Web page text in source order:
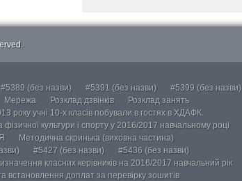
#5389 (без назви) #5391 (без назви)
#5399 (без назви)
Мережа Розклад дзвінків
Розклад занять
року учні 10-х класів побували в гостях в ХДАФК.
фізичної культури і спорту у 2016/2017 навчальному році
Методична скринька (виховна частина)
#5427 (без назви)
#5436 (без назви)
класних керівників на 2016/2017 навчальний рік
встановлення доплат за перевірку зошитів